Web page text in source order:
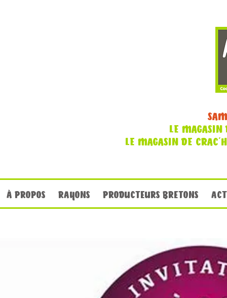
LE MAGASIN
LE MAGASIN DE
À PROPOS RAYONS PRODUCTEURS BRETONS